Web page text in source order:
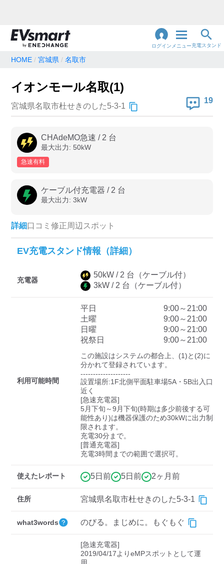
ログイン メニュー充電スタンド
地名・観光スポット・住所で検索
充電器の種類
急速充電器のみ表示
高速道路上のみ表示
認証システム
EV充電エネチェンジ
三菱ディーラーを表示
日産ディーラーを表示
中速-20kW-以上 急速-44kW-以上
車種
検索する
HOME 宮城県 名取市
イオンモール名取(1)
宮城県名取市杜せきのした5-3-1
19
CHAdeMO急速 / 2 台
最大出力: 50kW
急速有料
ケーブル付充電器 / 2 台
最大出力: 3kW
詳細口コミ 修正周辺スポット
EV充電スタンド情報（詳細）
充電器
50kW / 2 台
（ケーブル付）
3kW / 2 台 （ケーブル付）
利用可能時間
平日
9:00～21:00
土曜
9:00～21:00
日曜
9:00～21:00
祝祭日
9:00～21:00
この施設はシステムの都合上、(1)と(2)に
分かれて登録されています。
--------------------
設置場所:1F北側平面駐車場5A・5B出入口
近く
[急速充電器]
5月下旬～9月下旬(時期は多少前後する可
能性あり)は機器保護のため30kWに出力制
限されます。
充電30分まで。
[普通充電器]
充電3時間までの範囲で選択可。
使えたレポート 5日前 5日前 2ヶ月前
住所 宮城県名取市杜せきのした5-3-1
what3words のびる。まじめに。もぐもぐ
[急速充電器]
2019/04/17よりeMPスポットとして運